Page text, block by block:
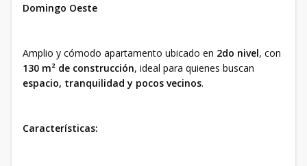
Domingo Oeste
Amplio y cómodo apartamento ubicado en 2do nivel, con
130 m² de construcción, ideal para quienes buscan
espacio, tranquilidad y pocos vecinos.
Características: